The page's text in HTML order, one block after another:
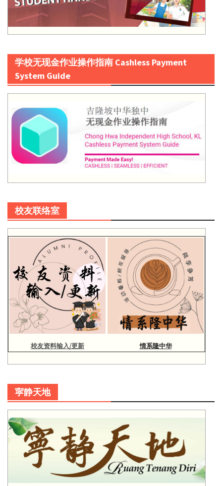
学校无现金作业操作指南 Cashless Payment
System Guide
校友联络室
校友资料输入/更新 情系隆中华
寜静天地